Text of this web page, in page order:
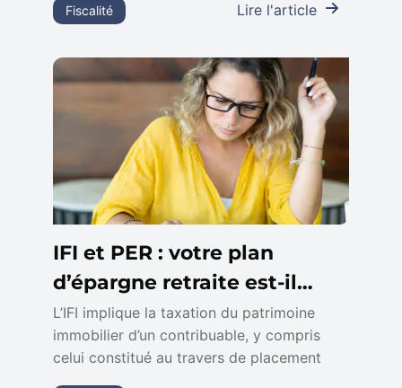
Lire l'article
Fiscalité
IFI et PER : votre plan
d’épargne retraite est-il
imposable ?
L’IFI implique la taxation du patrimoine
immobilier d’un contribuable, y compris
celui constitué au travers de placement